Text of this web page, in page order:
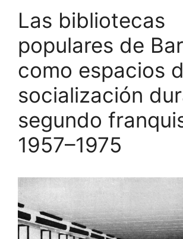
Las bibliotecas
populares de
como espacios
socialización
segundo
1957–1975